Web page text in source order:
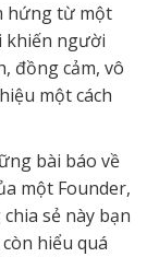
hứng từ một
khiến người
đồng cảm, vô
một cách
bài báo về
một Founder,
sẻ này bạn
hiểu quá